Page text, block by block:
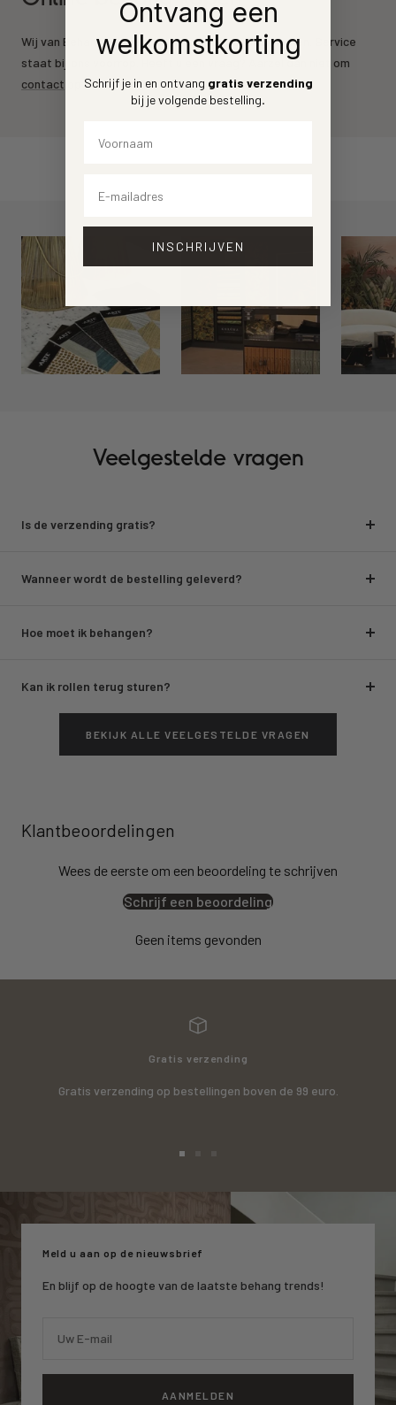
Wij van Behang.nl leveren de mooiste behang merken. Service
staat bij ons voorrop. Heeft u een vraag? Aarzel dan niet om
contact op te nemen.
Veelgestelde vragen
Is de verzending gratis?
Wanneer wordt de bestelling geleverd?
Hoe moet ik behangen?
Kan ik rollen terug sturen?
BEKIJK ALLE VEELGESTELDE VRAGEN
Klantbeoordelingen
Wees de eerste om een beoordeling te schrijven
Schrijf een beoordeling
Geen items gevonden
Gratis verzending
Gratis verzending op bestellingen boven de 99 euro.
1
2
slide
3
Meld u aan op de nieuwsbrief
En blijf op de hoogte van de laatste behang trends!
Uw E-mail
AANMELDEN
Ontvang een
welkomstkorting
Schrijf je in en ontvang gratis verzending
bij je volgende bestelling.
INSCHRIJVEN